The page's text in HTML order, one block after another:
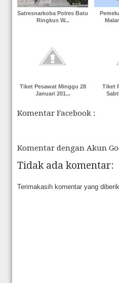
Satresnarkoba Polres Batu
Ringkus W...
Tiket Pesawat Minggu 28
Januari 201...
Tiket
Komentar Facebook :
Komentar dengan Akun
Tidak ada komentar:
Terimakasih komentar yang